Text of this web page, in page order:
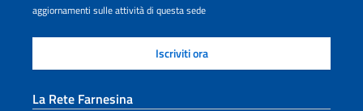
aggiornamenti sulle attività di questa sede
La Rete Farnesina